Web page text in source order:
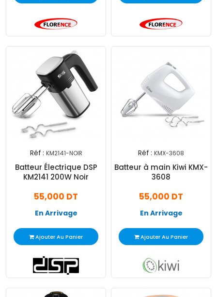
Réf : KM2141-NOIR
Batteur Électrique DSP
KM2141 200W Noir
55,000 DT
En Arrivage
Ajouter Au Panier
Réf : KMX-3608
Batteur à main Kiwi KMX-
3608
55,000 DT
En Arrivage
Ajouter Au Panier